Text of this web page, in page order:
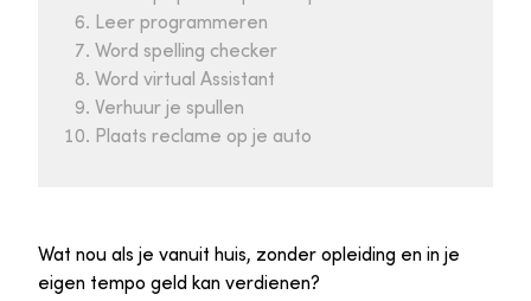
Leer programmeren
Word spelling checker
Word virtual Assistant
Verhuur je spullen
Plaats reclame op je auto
Wat nou als je vanuit huis, zonder opleiding en in je
eigen tempo geld kan verdienen?